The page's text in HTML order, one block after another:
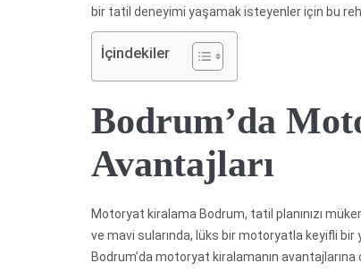
bir tatil deneyimi yaşamak isteyenler için bu
İçindekiler
Bodrum’da
Avantajları
Motoryat kiralama Bodrum, tatil planınızı
ve mavi sularında, lüks bir motoryatla keyifli
Bodrum’da motoryat kiralamanın